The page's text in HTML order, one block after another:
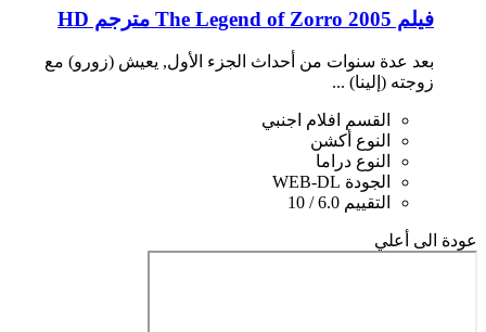
فيلم The Legend of Zorro 2005 مترجم HD
بعد عدة سنوات من أحداث الجزء الأول, يعيش (زورو) مع
زوجته (إلينا) ...
القسم
افلام اجنبي
النوع أكشن
النوع دراما
الجودة WEB-DL
التقييم 6.0 / 10
عودة الى أعلي